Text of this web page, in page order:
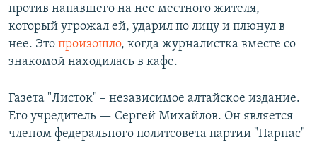
против напавшего на нее местного жителя,
который угрожал ей, ударил по лицу и плюнул в
нее. Это произошло, когда журналистка вместе со
знакомой находилась в кафе.
Газета "Листок" – независимое алтайское издание.
Его учредитель — Сергей Михайлов. Он является
членом федерального политсовета партии "Парнас"